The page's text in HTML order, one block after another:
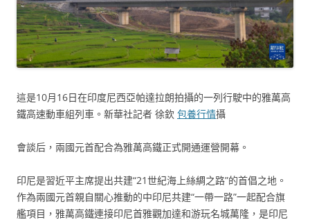
這是10月16日在印度尼西亞帕達拉朗拍攝的一列行駛中的雅萬高
鐵高速動車組列車。新華社記者 徐欽 包養行情攝
會談后，兩國元首配合為雅萬高鐵正式開通運營開幕。
印尼是習近平主席提出共建“21世紀海上絲綢之路”的首倡之地。
作為兩國元首親自關心推動的中印尼共建“一帶一路”一起配合旗
艦項目，雅萬高鐵連接印尼首雅觀加達和游玩名城萬隆，是印尼